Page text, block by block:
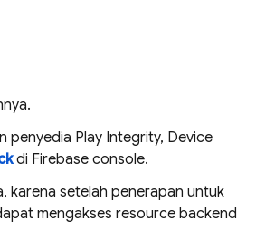
penyedia Play Integrity, Device
di Firebase console.
karena setelah penerapan untuk
mengakses resource backend